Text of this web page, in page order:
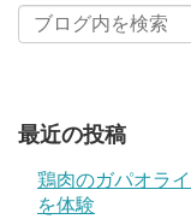
最近の投稿
鶏肉のガパオラ
を体験